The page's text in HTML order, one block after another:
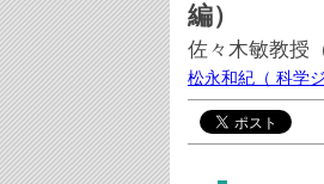
編）
佐々木敏教授
松永和紀 （ 科学